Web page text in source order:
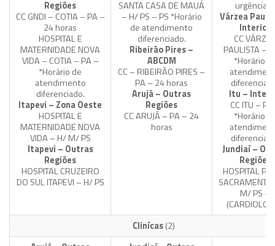
Regiões
CC GNDI – COTIA – PA –
24 horas
HOSPITAL E
MATERNIDADE NOVA
VIDA – COTIA – PA –
*Horário de
atendimento
diferenciado.
Itapevi – Zona Oeste
HOSPITAL E
MATERNIDADE NOVA
VIDA – H/ M/ PS
Itapevi – Outras
Regiões
HOSPITAL CRUZEIRO
DO SUL ITAPEVI – H/ PS
SANTA CASA DE MAUÁ
– H/ PS – PS *Horário
de atendimento
diferenciado.
Ribeirão Pires –
ABCDM
CC – RIBEIRÃO PIRES –
PA – 24 horas
Arujá – Outras
Regiões
CC ARUJÁ – PA – 24
horas
urgências).
Várzea
Interior
CC
PAULISTA –
*Horário
Itu –
CC ITU –
*Horário
Jundiaí –
Regiões
HOSPITAL
M/ PS –
Clinícas(2)